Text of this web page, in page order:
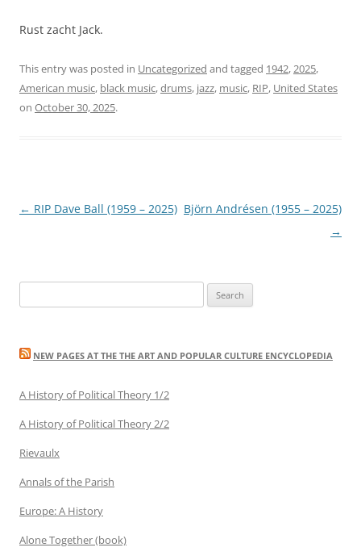
Rust zacht Jack.
This entry was posted in Uncategorized and tagged 1942,2025,
American music, black music,drums, jazz, music, RIP, United States
on October 30, 2025.
Post
← RIP Dave Ball (1959 – 2025) Björn Andrésen (1955 – 2025)
→
for:
NEW PAGES AT THE THE ART AND POPULAR CULTURE ENCYCLOPEDIA
A History of Political Theory 1/2
A History of Political Theory 2/2
Rievaulx
Annals of the Parish
Europe: A History
Alone Together (book)